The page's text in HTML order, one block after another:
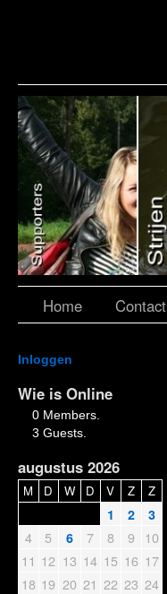
Home Contact
Inloggen
Wie is Online
0 Members.
3 Guests.
augustus 2026
M D W D V Z Z
1 2 3
4 5 6 7 8 9
10
11 12 13 14 15 16 17
18 19 20 21 22 23 24